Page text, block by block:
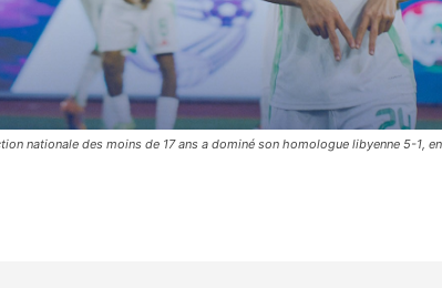
nationale des moins de 17 ans a dominé son homologue libyenne 5-1,